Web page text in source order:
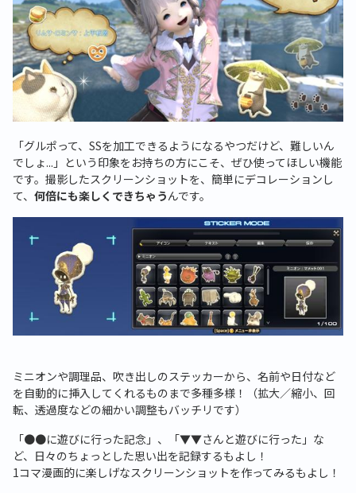
「グルポって、SSを加工できるようになるやつだけど、難しいん
でしょ...」という印象をお持ちの方にこそ、ぜひ使ってほしい機能
です。撮影したスクリーンショットを、簡単にデコレーションし
て、 何倍にも楽しくできちゃうんです。
ミニオンや調理品、吹き出しのステッカーから、名前や日付など
を自動的に挿入してくれるものまで多種多様！（拡大／縮小、回
転、透過度などの細かい調整もバッチリです）
「●●に遊びに行った記念」、「▼▼さんと遊びに行った」な
ど、日々のちょっとした思い出を記録するもよし！
1コマ漫画的に楽しげなスクリーンショットを作ってみるもよし！